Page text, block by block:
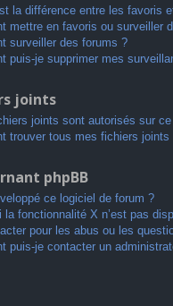
la différence entre les favoris
mettre en favoris ou surveiller
surveiller des forums ?
puis-je supprimer mes
joints
joints sont autorisés sur
trouver tous mes fichiers joints
phpBB
ce logiciel de forum ?
la fonctionnalité X n’est pas
pour les abus ou les
puis-je contacter un